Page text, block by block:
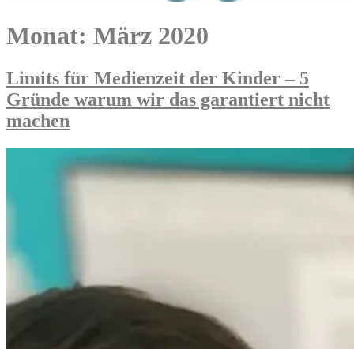
Monat: März 2020
Limits für Medienzeit der Kinder – 5
Gründe warum wir das garantiert nicht
machen